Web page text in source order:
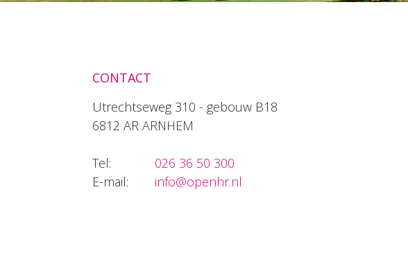
CONTACT
Utrechtseweg 310 - gebouw B18
6812 AR ARNHEM
Tel:
026 36 50 300
E-mail:
info@openhr.nl